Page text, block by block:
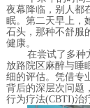
夜幕降临，别人都
眠。第二天早上，
石头，那种不舒服
健康。
在尝试了多种
放路院区麻醉与睡
细的评估。凭借专
背后的深层次问题
行为疗法(CBTI)治